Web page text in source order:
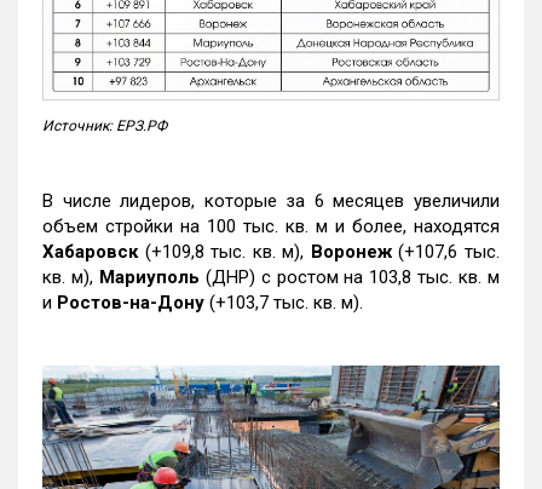
Источник: ЕРЗ.РФ
В числе лидеров, которые за 6 месяцев увеличили
объем стройки на 100 тыс. кв. м и более, находятся
Хабаровск (+109,8 тыс. кв. м), Воронеж(+107,6 тыс.
кв. м), Мариуполь (ДНР) с ростом на 103,8 тыс. кв. м
и Ростов-на-Дону (+103,7 тыс. кв. м).